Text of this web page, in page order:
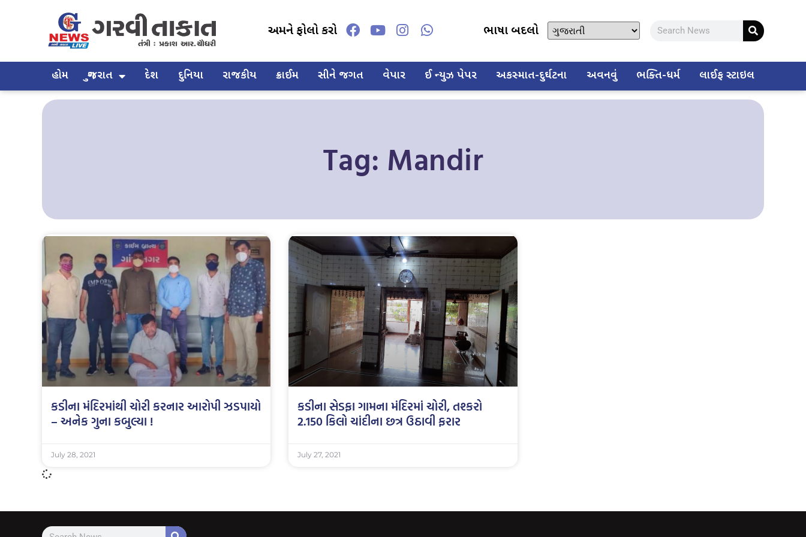
અમને ફોલો કરો ભાષા બદલો
હોમ ગુજરાત દેશ દુનિયા રાજકીય ક્રાઈમ સીને જગત વેપાર ઈ ન્યુઝ પેપર અકસ્માત-દુર્ઘટના અવનવું ભક્તિ-ધર્મ લાઈફ સ્ટાઇલ
Tag: Mandir
કડીના મંદિરમાંથી ચોરી કરનાર આરોપી ઝડપાયો
– અનેક ગુના કબુલ્યા !
July 28, 2021
કડીના સેડફા ગામના મંદિરમાં ચોરી, તશ્કરો
2.150 કિલો ચાંદીના છત્ર ઉઠાવી ફરાર
July 27, 2021